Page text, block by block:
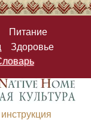
Питание
Здоровье
инструкция